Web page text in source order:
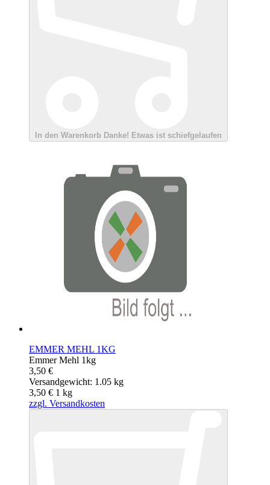
In den Warenkorb Danke! Etwas ist schiefgelaufen
EMMER MEHL 1KG
Emmer Mehl 1kg
3,50 €
Versandgewicht: 1.05 kg
3,50 € 1 kg
zzgl. Versandkosten